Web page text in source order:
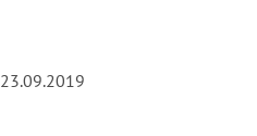
23.09.2019